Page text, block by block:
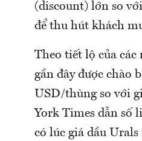
(discount) lớn so
để thu hút khách
Theo tiết lộ của các
gần đây được chào
USD/thùng so với
York Times dẫn số
có lúc giá dầu